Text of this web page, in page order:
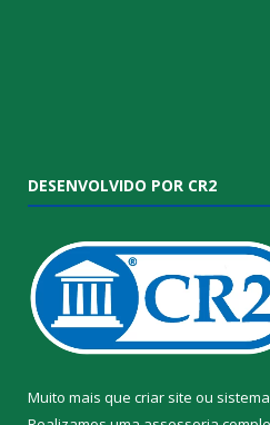
DESENVOLVIDO POR CR2
Muito mais que criar site ou